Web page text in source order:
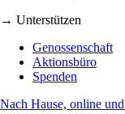
→ Unterstützen
Genossenschaft
Aktionsbüro
Spenden
Nach Hause, online